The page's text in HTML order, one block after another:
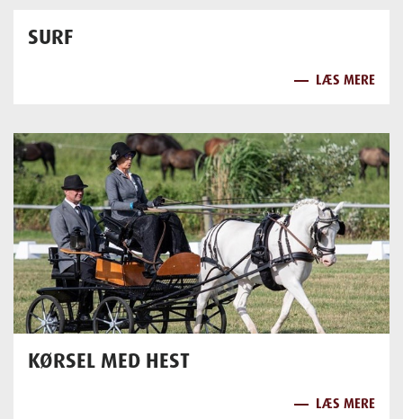
SURF
LÆS MERE
KØRSEL MED HEST
LÆS MERE